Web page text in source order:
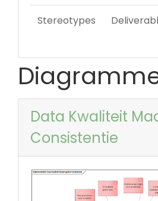
Stereotypes
Data Kwaliteit
Consistentie